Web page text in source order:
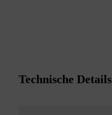
Technische Details